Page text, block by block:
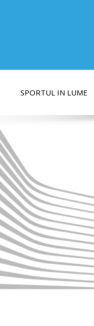
SPORTUL IN LUME